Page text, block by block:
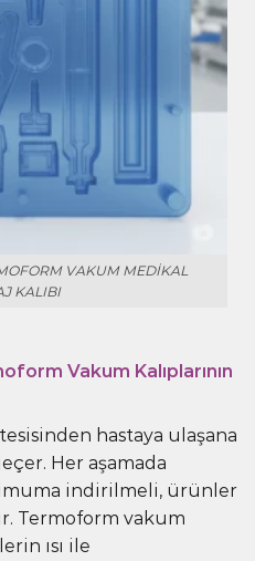
VAKUM MEDIKAL
KALIBI
Vakum Kalıplarının
hastaya ulaşana
Her aşamada
indirilmeli, ürünler
Termoform vakum
ısı ile